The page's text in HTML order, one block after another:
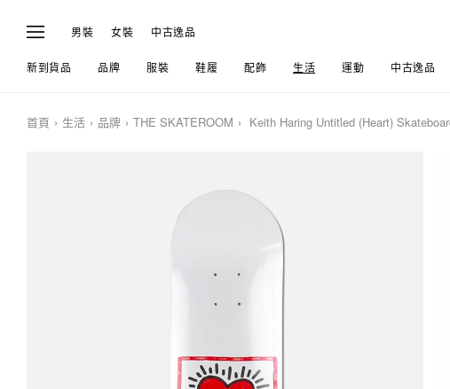
男裝 女裝 中古逸品
新到貨品 品牌 服裝 鞋履 配飾 生活 運動 中古逸品
首頁 生活 品牌 THE SKATEROOM Keith Haring Untitled (Heart)